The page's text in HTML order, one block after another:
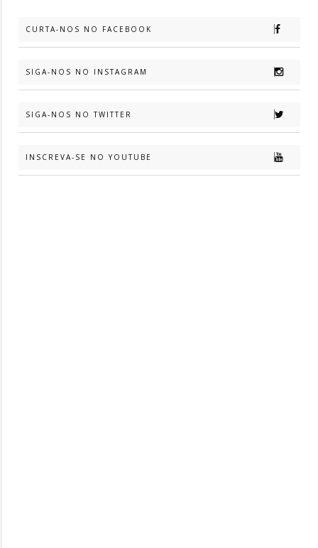
CURTA-NOS NO FACEBOOK
SIGA-NOS NO INSTAGRAM
SIGA-NOS NO TWITTER
INSCREVA-SE NO YOUTUBE